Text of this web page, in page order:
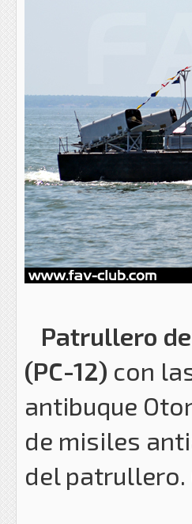
Patrullero
(PC-12) con
antibuque
de misiles
del patrullero.